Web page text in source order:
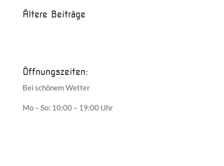
Ältere Beiträge
Öffnungszeiten:
Bei schönem Wetter
Mo – So: 10:00 – 19:00 Uhr